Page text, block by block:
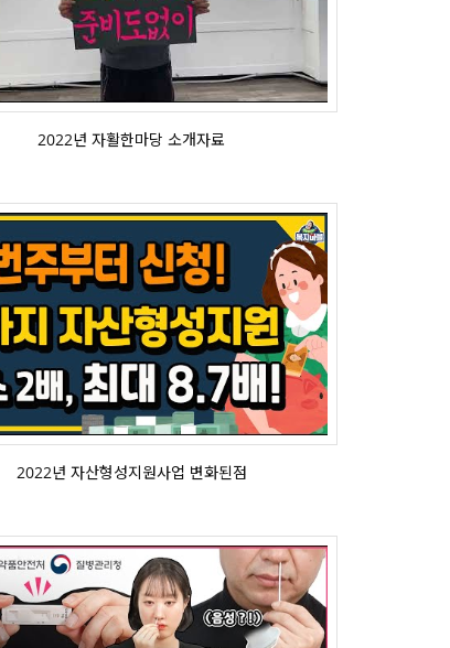
2022년 자활한마당 소개자료
2022년 자산형성지원사업 변화된점
2022년 자산형성지원사업 변화된점
나19 자가검사키트 올바른 사용방법과 행동수칙